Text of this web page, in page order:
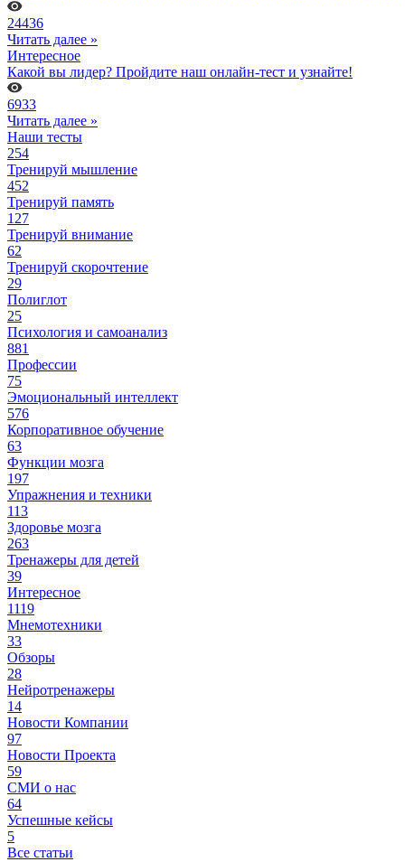
24436
Читать далее »
Интересное
Какой вы лидер? Пройдите наш онлайн-тест и узнайте!
6933
Читать далее »
Наши тесты
254
Тренируй мышление
452
Тренируй память
127
Тренируй внимание
62
Тренируй скорочтение
29
Полиглот
25
Психология и самоанализ
881
Профессии
75
Эмоциональный интеллект
576
Корпоративное обучение
63
Функции мозга
197
Упражнения и техники
113
Здоровье мозга
263
Тренажеры для детей
39
Интересное
1119
Мнемотехники
33
Обзоры
28
Нейротренажеры
14
Новости Компании
97
Новости Проекта
59
СМИ о нас
64
Успешные кейсы
5
Все статьи